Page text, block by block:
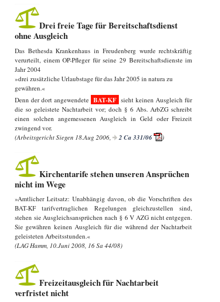
Drei freie Tage für Bereitschaftsdienst
ohne Ausgleich
Das Bethesda Krankenhaus in Freudenberg wurde rechtskräftig
verurteilt, einem OP-Pfleger für seine 29 Bereitschaftsdienste im
Jahr 2004
»drei zusätzliche Urlaubstage für das Jahr 2005 in natura zu
gewähren.«
Denn der dort angewendete BAT-KF sieht keinen Ausgleich für
die so geleistete Nachtarbeit vor; doch § 6 Abs. ArbZG schreibt
einen solchen angemessenen Ausgleich in Geld oder Freizeit
zwingend vor.
(Arbeitsgericht Siegen 18.Aug 2006,
2 Ca 331/06 )
Kirchentarife stehen unseren Ansprüchen
nicht im Wege
»Amtlicher Leitsatz: Unabhängig davon, ob die Vorschriften des
BAT-KF tarifvertraglichen Regelungen gleichzustellen sind,
stehen sie Ausgleichsansprüchen nach § 6 V AZG nicht entgegen.
Sie gewähren keinen Ausgleich für die während der Nachtarbeit
geleisteten Arbeitsstunden.«
(LAG Hamm, 10.Juni 2008, 16 Sa 44/08)
Freizeitausgleich für Nachtarbeit
verfristet nicht